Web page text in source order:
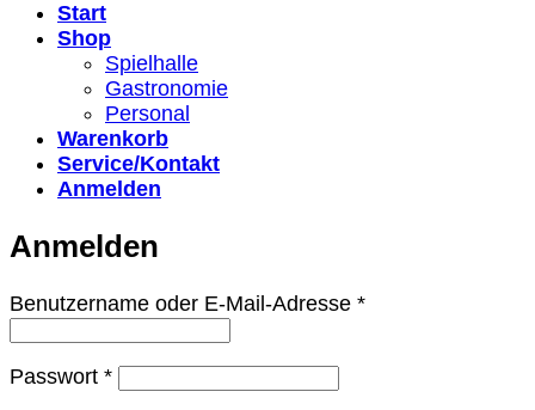
Start
Shop
Spielhalle
Gastronomie
Personal
Warenkorb
Service/Kontakt
Anmelden
Anmelden
Benutzername oder E-Mail-Adresse *Erforderlich
Passwort *Erforderlich